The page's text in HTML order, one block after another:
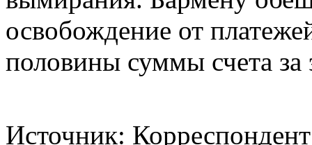
освобождение от
половины суммы счета за
Источник: Корреспондент